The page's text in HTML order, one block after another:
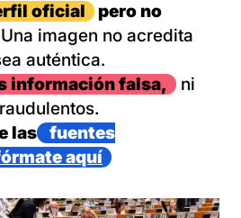
oficial
pero no
imagen no acredita
auténtica.
información falsa,
ni
las
fuentes
aquí